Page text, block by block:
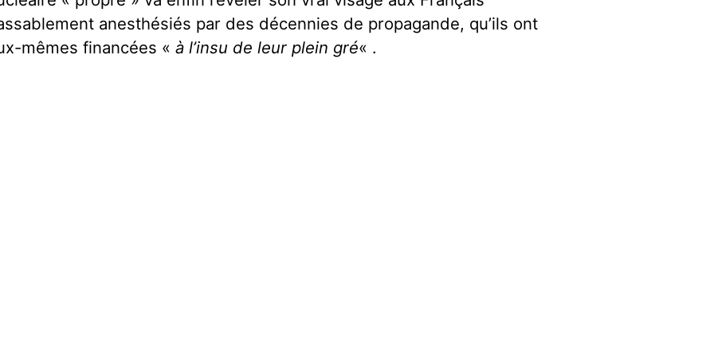
anesthésiés par des décennies de propagande, qu’ils ont
mêmes financées «à l’insu de leur plein gré« .